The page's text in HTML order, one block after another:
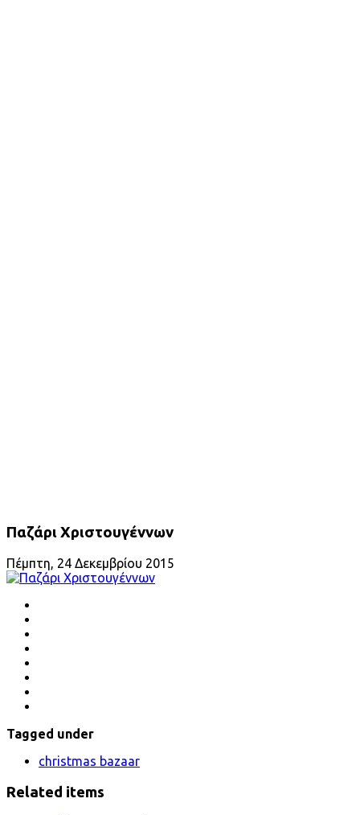
Παζάρι Χριστουγέννων
Πέμπτη, 24 Δεκεμβρίου 2015
Tagged under
christmas bazaar
Related items